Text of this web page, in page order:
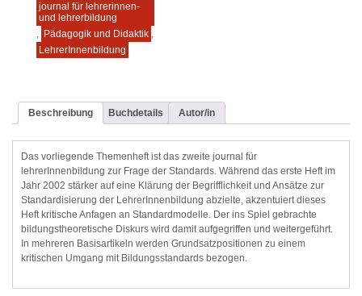
journal für lehrerinnen-
und lehrerbildung
, Pädagogik und Didaktik ,
LehrerInnenbildung
Beschreibung Buchdetails Autor/in
Das vorliegende Themenheft ist das zweite journal für
lehrerInnenbildung zur Frage der Standards. Während das erste Heft im
Jahr 2002 stärker auf eine Klärung der Begrifflichkeit und Ansätze zur
Standardisierung der LehrerInnenbildung abzielte, akzentuiert dieses
Heft kritische Anfagen an Standardmodelle. Der ins Spiel gebrachte
bildungstheoretische Diskurs wird damit aufgegriffen und weitergeführt.
In mehreren Basisartikeln werden Grundsatzpositionen zu einem
kritischen Umgang mit Bildungsstandards bezogen.